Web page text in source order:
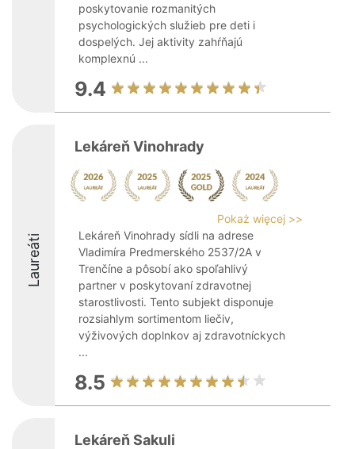
poskytovanie rozmanitých
psychologických služieb pre deti i
dospelých. Jej aktivity zahŕňajú
komplexnú ...
9.4
Laureáti
Lekáreň Vinohrady
Pokaż więcej >>
Lekáreň Vinohrady sídli na adrese
Vladimíra Predmerského 2537/2A v
Trenčíne a pôsobí ako spoľahlivý
partner v poskytovaní zdravotnej
starostlivosti. Tento subjekt disponuje
rozsiahlym sortimentom liečiv,
výživových doplnkov aj zdravotníckych
...
8.5
Lekáreň Sakuli